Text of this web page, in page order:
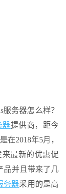
服务器怎么样？
器提供商，距今
在2018年5月，
最新的优惠促
品并且带来了几
务器采用的是高